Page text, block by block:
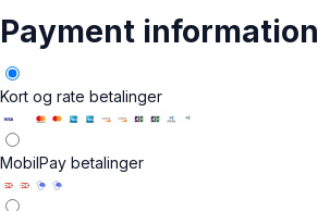
Payment information
Kort og rate betalinger
MobilPay betalinger